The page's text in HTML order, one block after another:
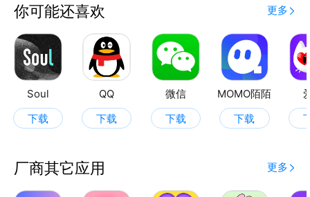
你的生活。
你可能还喜欢 更多
Soul
下载
QQ
下载
微信
下载
MOMO陌陌
下载
厂商其它应用 更多